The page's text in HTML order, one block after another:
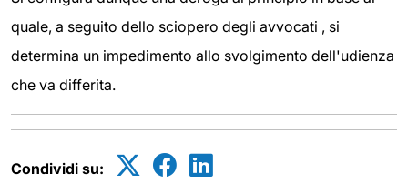
quale, a seguito dello sciopero degli avvocati , si
determina un impedimento allo svolgimento dell'udienza
che va differita.
Condividi su: